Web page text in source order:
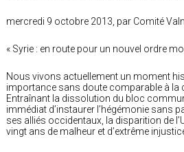
mercredi 9 octobre 2013, par Comité
« Syrie : en route pour un nouvel ordre
Nous vivons actuellement un moment
importance sans doute comparable à la
Entraînant la dissolution du bloc
immédiat d’instaurer l’hégémonie sans
ses alliés occidentaux, la disparition de
vingt ans de malheur et d’extrême